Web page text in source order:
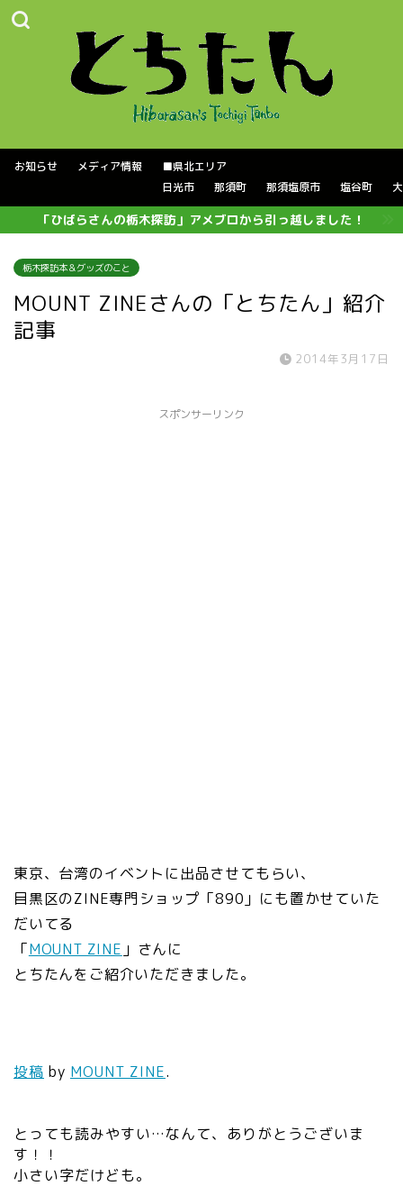
お知らせ メディア情報
■県北エリア
日光市
那須町 那須塩原市 塩谷町
「ひばらさんの栃木探訪」アメブロから引っ越しました！
栃木探訪本＆グッズのこと
MOUNT ZINEさんの「とちたん」紹介
記事
2014年3月17日
スポンサーリンク
東京、台湾のイベントに出品させてもらい、
目黒区のZINE専門ショップ「890」にも置かせていた
だいてる
「MOUNT ZINE 」さんに
とちたんをご紹介いただきました。
投稿 by MOUNT ZINE.
とっても読みやすい…なんて、ありがとうございま
す！！
小さい字だけども。